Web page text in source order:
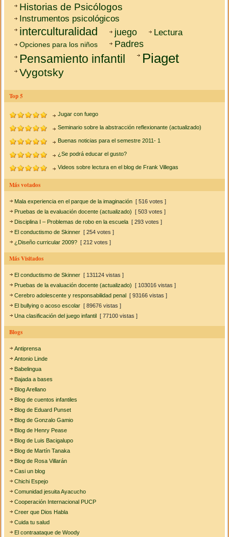
Historias de Psicólogos
Instrumentos psicológicos
interculturalidad juego Lectura
Opciones para los niños Padres
Pensamiento infantil Piaget
Vygotsky
Top 5
Jugar con fuego
Seminario sobre la abstracción reflexionante (actualizado)
Buenas noticias para el semestre 2011- 1
¿Se podrá educar el gusto?
Videos sobre lectura en el blog de Frank Villegas
Más votados
Mala experiencia en el parque de la imaginación [ 516 votes ]
Pruebas de la evaluación docente (actualizado) [ 503 votes ]
Disciplina I – Problemas de robo en la escuela [ 293 votes ]
El conductismo de Skinner [ 254 votes ]
¿Diseño curricular 2009? [ 212 votes ]
Más Visitados
El conductismo de Skinner [ 131124 vistas ]
Pruebas de la evaluación docente (actualizado) [ 103016 vistas ]
Cerebro adolescente y responsabilidad penal [ 93166 vistas ]
El bullying o acoso escolar [ 89676 vistas ]
Una clasificación del juego infantil [ 77100 vistas ]
Blogs
Antiprensa
Antonio Linde
Babelingua
Bajada a bases
Blog Arellano
Blog de cuentos infantiles
Blog de Eduard Punset
Blog de Gonzalo Gamio
Blog de Henry Pease
Blog de Luis Bacigalupo
Blog de Martín Tanaka
Blog de Rosa Villarán
Casi un blog
Chichi Espejo
Comunidad jesuita Ayacucho
Cooperación Internacional PUCP
Creer que Dios Habla
Cuida tu salud
El contraataque de Woody